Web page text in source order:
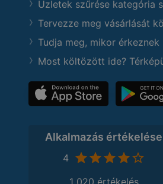
Üzletek szűrése kategória
Tervezze meg vásárlását
Tudja meg, mikor
Most költözött ide?
Alkalmazás értékelése
4
1 020 értékelés